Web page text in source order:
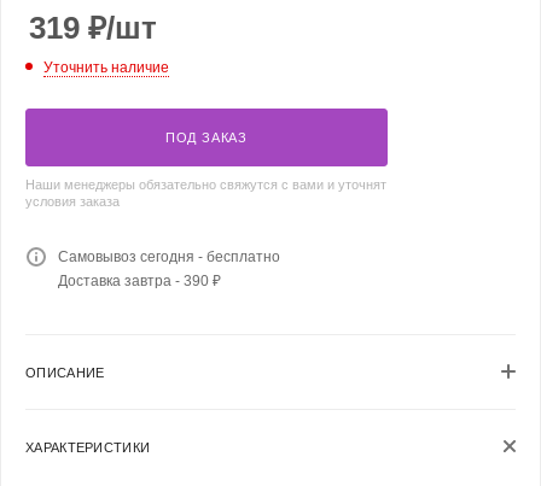
319 ₽/шт
Уточнить наличие
ПОД ЗАКАЗ
Наши менеджеры обязательно свяжутся с вами и уточнят
условия заказа
Самовывоз сегодня - бесплатно
Доставка завтра - 390 ₽
ОПИСАНИЕ
ХАРАКТЕРИСТИКИ